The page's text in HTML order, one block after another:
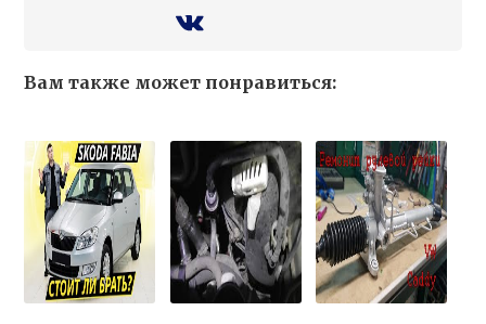
Вам также может понравиться: